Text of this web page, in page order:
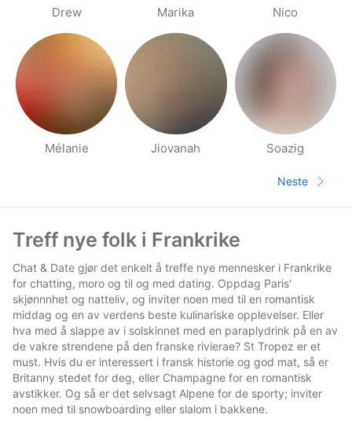
Drew Marika Nico
Mélanie Jiovanah Soazig
Neste
Neste
Treff nye folk i Frankrike
Chat & Date gjør det enkelt å treffe nye mennesker i Frankrike
for chatting, moro og til og med dating. Oppdag Paris'
skjønnnhet og natteliv, og inviter noen med til en romantisk
middag og en av verdens beste kulinariske opplevelser. Eller
hva med å slappe av i solskinnet med en paraplydrink på en av
de vakre strendene på den franske rivierae? St Tropez er et
must. Hvis du er interessert i fransk historie og god mat, så er
Britanny stedet for deg, eller Champagne for en romantisk
avstikker. Og så er det selvsagt Alpene for de sporty; inviter
noen med til snowboarding eller slalom i bakkene.